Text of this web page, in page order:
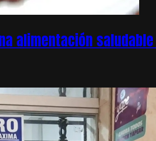
alimentación saludable